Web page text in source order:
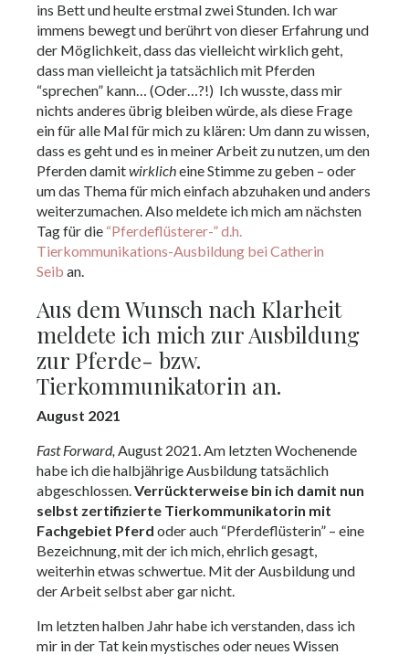
ins Bett und heulte erstmal zwei Stunden. Ich war
immens bewegt und berührt von dieser Erfahrung und
der Möglichkeit, dass das vielleicht wirklich geht,
dass man vielleicht ja tatsächlich mit Pferden
“sprechen” kann… (Oder…?!) Ich wusste, dass mir
nichts anderes übrig bleiben würde, als diese Frage
ein für alle Mal für mich zu klären: Um dann zu wissen,
dass es geht und es in meiner Arbeit zu nutzen, um den
Pferden damitwirklicheine Stimme zu geben – oder
um das Thema für mich einfach abzuhaken und anders
weiterzumachen. Also meldete ich mich am nächsten
Tag für die “Pferdeflüsterer-” d.h.
Tierkommunikations-Ausbildung bei Catherin
Seib an.
Aus dem Wunsch nach Klarheit
meldete ich mich zur Ausbildung
zur Pferde- bzw.
Tierkommunikatorin an.
August 2021
Fast Forward, August 2021. Am letzten Wochenende
habe ich die halbjährige Ausbildung tatsächlich
abgeschlossen. Verrückterweise bin ich damit nun
selbst zertifizierte Tierkommunikatorin mit
Fachgebiet Pferd oder auch “Pferdeflüsterin” – eine
Bezeichnung, mit der ich mich, ehrlich gesagt,
weiterhin etwas schwertue. Mit der Ausbildung und
der Arbeit selbst aber gar nicht.
Im letzten halben Jahr habe ich verstanden, dass ich
mir in der Tat kein mystisches oder neues Wissen